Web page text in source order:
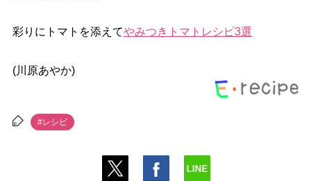
彩りにトマトを添えてみつきトマトレシピ3選
(川原あやか)
#レシピ